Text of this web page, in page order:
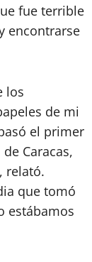
fue terrible
encontrarse
los
de mi
el primer
Caracas,
relató.
que tomó
estábamos